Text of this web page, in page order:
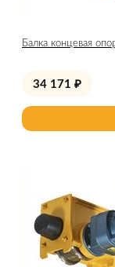
Балка концевая
34 171 ₽